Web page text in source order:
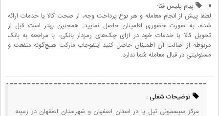
پیام پلیس فتا:
لطفا پیش از انجام معامله و هر نوع پرداخت وجه، از صحت کالا یا خدمات ارائه
شده، به صورت حضوری اطمینان حاصل نمایید. همچنین بهتر است قبل از
تحویل کالا یا خدمات خود در ازای چک‌های رمزدار بانکی، با مراجعه به بانک
مربوطه از اصالت آن اطمینان حاصل کنید.اینفوجاب مارکت هیچ‌گونه منفعت و
مسئولیتی در قبال معامله شما ندارد.
توضیحات شغلی :
مرکز سیسمونی تپل پا در استان اصفهان و شهرستان اصفهان در زمینه